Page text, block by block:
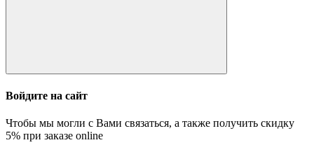
Войдите на сайт
Чтобы мы могли с Вами связаться, а также получить скидку
5% при заказе online